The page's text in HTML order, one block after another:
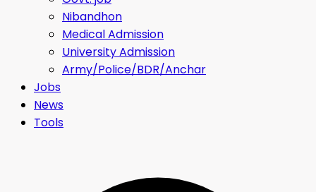
Nibandhon
Medical Admission
University Admission
Army/Police/BDR/Anchar
Jobs
News
Tools